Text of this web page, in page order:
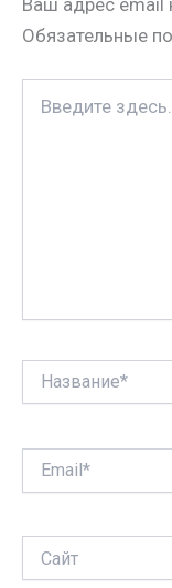
i
k
i
t
в
и
т
Обязательные
здесь...